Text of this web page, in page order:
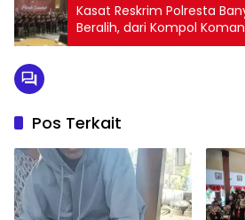
Kasat Reskrim Polresta
Beralih, dari Kompol
Lanang Teguh
Pos Terkait